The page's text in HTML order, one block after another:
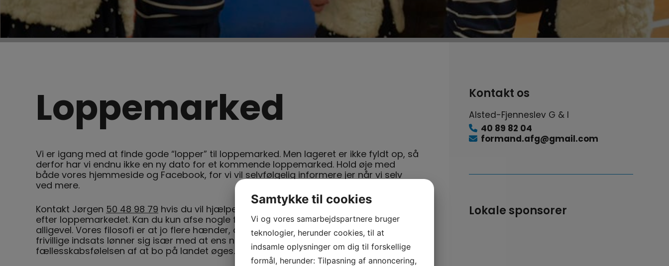
Loppemarked
Vi er igang med at finde gode “lopper” til loppemarked. Men lageret er ikke fyldt op, så
derfor har vi endnu ikke en ny dato for et kommende loppemarked. Hold øje med
både vores hjemmeside og Facebook, for vi vil selvfølgelig informere jer når vi selv
ved mere.
Kontakt Jørgen 50 48 98 79 hvis du vil hjælpe. Vi har brug for hjælp både før, under og
efter loppemarkedet. Kan du kun afse nogle få timer en enkelt dag, er du velkommen
alligevel. Vores filosofi er at jo flere hænder, des sjovere. Års erfaring viser at den
frivillige indsats lønner sig især med at ens netværk i lokalsamfundet stiger og
fællesskabsfølelsen af at bo på landet øges.
Kontakt os
Alsted-Fjenneslev G & I
40 89 82 04
formand.afg@gmail.com
Lokale sponsorer
Samtykke til cookies
Vi og vores samarbejdspartnere bruger
teknologier, herunder cookies, til at
indsamle oplysninger om dig til forskellige
formål, herunder: Tilpasning af annoncering,